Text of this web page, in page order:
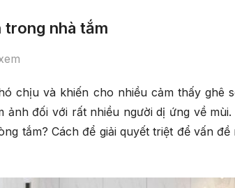
trong nhà tắm
chịu và khiến cho nhiều cảm thấy ghê
ảnh đối với rất nhiều người dị ứng về
tắm? Cách để giải quyết triệt để vấn